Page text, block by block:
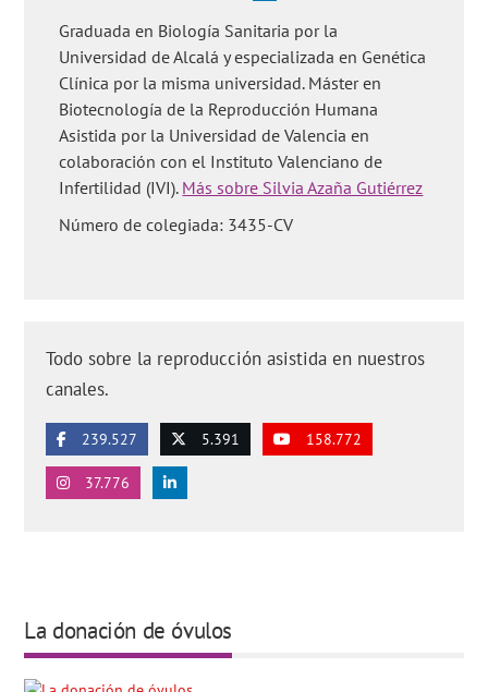
Graduada en Biología Sanitaria por la
Universidad de Alcalá y especializada en Genética
Clínica por la misma universidad. Máster en
Biotecnología de la Reproducción Humana
Asistida por la Universidad de Valencia en
colaboración con el Instituto Valenciano de
Infertilidad (IVI). Más sobre Silvia Azaña Gutiérrez
Número de colegiada: 3435-CV
Todo sobre la reproducción asistida en nuestros
canales.
239.527 5.391 158.772
37.776
La donación de óvulos